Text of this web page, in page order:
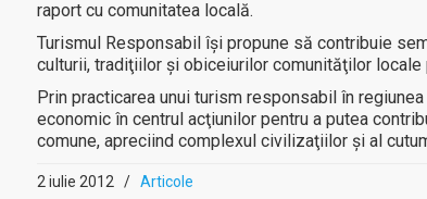
raport cu comunitatea locală.
Turismul Responsabil îşi propune să contribuie
culturii, tradiţiilor şi obiceiurilor comunităţilor locale
Prin practicarea unui turism responsabil în
economic în centrul acţiunilor pentru a putea
comune, apreciind complexul civilizaţiilor şi al
2 iulie 2012 / Articole